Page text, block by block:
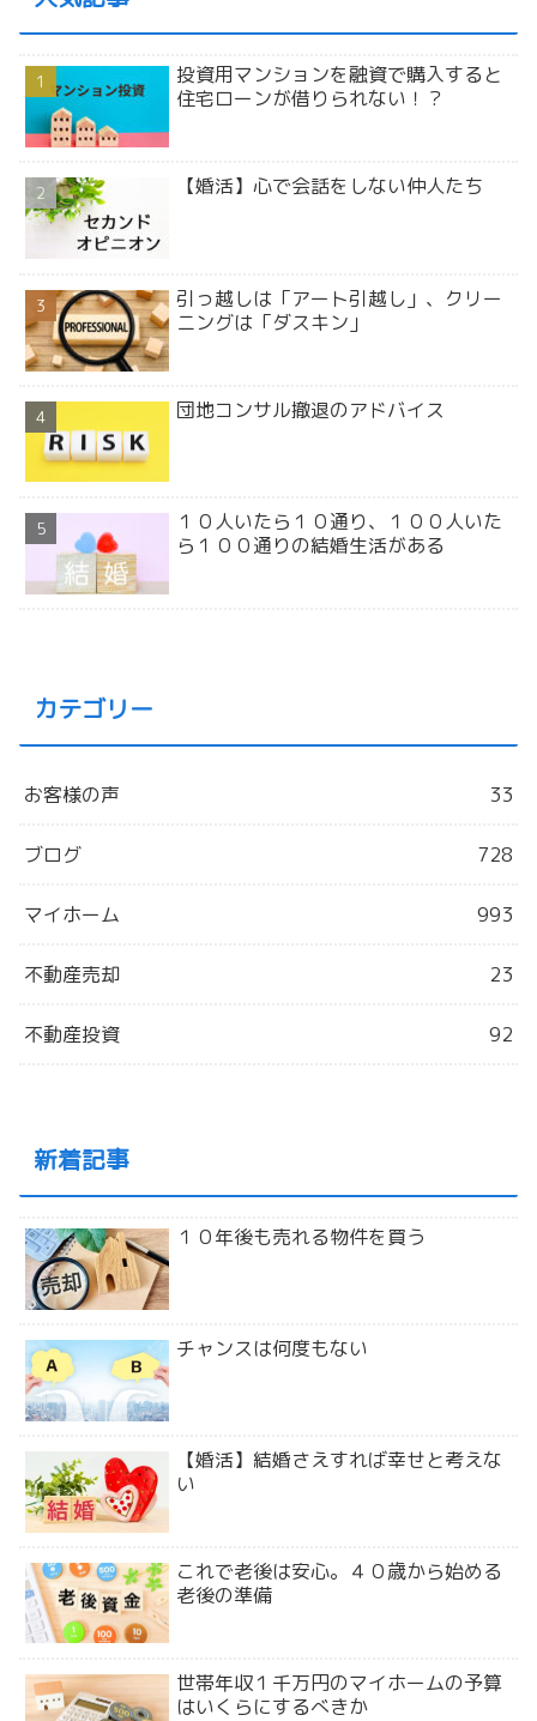
投資用マンションを融資で購入すると
住宅ローンが借りられない！？
【婚活】心で会話をしない仲人たち
引っ越しは「アート引越し」、クリー
ニングは「ダスキン」
団地コンサル撤退のアドバイス
１０人いたら１０通り、１００人いた
ら１００通りの結婚生活がある
カテゴリー
お客様の声 33
ブログ 728
マイホーム 993
不動産売却 23
不動産投資 92
新着記事
１０年後も売れる物件を買う
チャンスは何度もない
【婚活】結婚さえすれば幸せと考えな
い
これで老後は安心。４０歳から始める
老後の準備
世帯年収１千万円のマイホームの予算
はいくらにするべきか